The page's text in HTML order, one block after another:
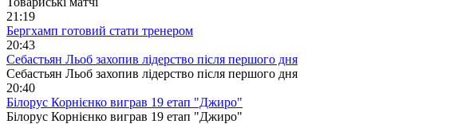
21:19
Бергхамп готовий стати тренером
20:43
Себастьян Льоб захопив лідерство після першого дня
Себастьян Льоб захопив лідерство після першого дня
20:40
Білорус Корнієнко виграв 19 етап "Джиро"
Білорус Корнієнко виграв 19 етап "Джиро"